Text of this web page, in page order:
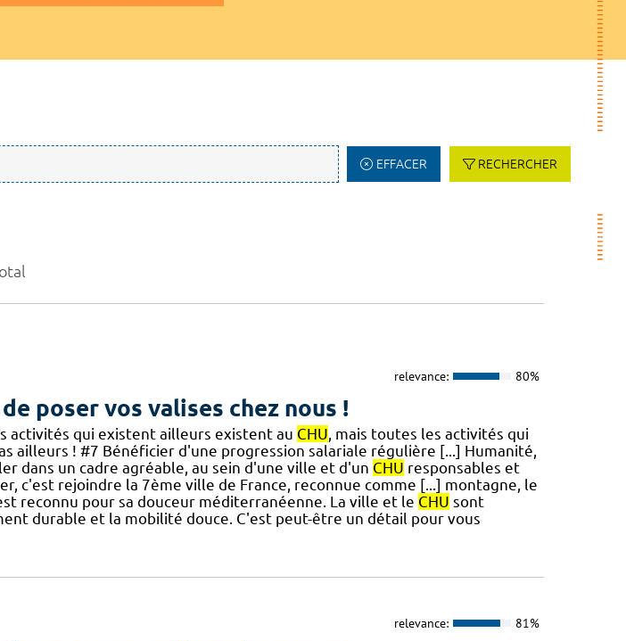
EFFACER RECHERCHER
relevance: 80%
poser vos valises chez nous !
activités qui existent ailleurs existent au CHU, mais toutes les activités qui
ailleurs ! #7 Bénéficier d'une progression salariale régulière [...] Humanité,
dans un cadre agréable, au sein d'une ville et d'un CHU responsables et
c'est rejoindre la 7ème ville de France, reconnue comme [...] montagne, le
reconnu pour sa douceur méditerranéenne. La ville et le CHU sont
durable et la mobilité douce. C'est peut-être un détail pour vous
relevance: 81%